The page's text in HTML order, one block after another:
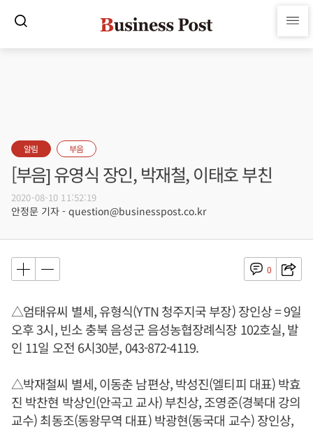
알림 부음
[부음] 유영식 장인, 박재철, 이태호 부친
2020-08-10 11:52:19
안정문 기자 - question@businesspost.co.kr
0
△엄태유씨 별세, 유형식(YTN 청주지국 부장) 장인상 = 9일
오후 3시, 빈소 충북 음성군 음성농협장례식장 102호실, 발
인 11일 오전 6시30분, 043-872-4119.
△박재철씨 별세, 이동춘 남편상, 박성진(엘티피 대표) 박효
진 박찬현 박상인(안곡고 교사) 부친상, 조영준(경북대 강의
교수) 최동조(동왕무역 대표) 박광현(동국대 교수) 장인상,